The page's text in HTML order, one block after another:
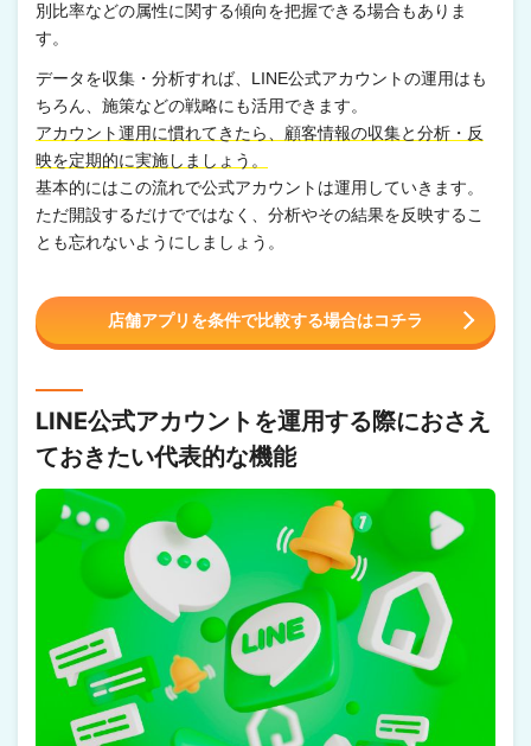
別比率などの属性に関する傾向を把握できる場合もありま
す。
データを収集・分析すれば、LINE公式アカウントの運用はも
ちろん、施策などの戦略にも活用できます。
アカウント運用に慣れてきたら、顧客情報の収集と分析・反
映を定期的に実施しましょう。
基本的にはこの流れで公式アカウントは運用していきます。
ただ開設するだけでではなく、分析やその結果を反映するこ
とも忘れないようにしましょう。
店舗アプリを条件で比較する場合はコチラ
LINE公式アカウントを運用する際におさえ
ておきたい代表的な機能